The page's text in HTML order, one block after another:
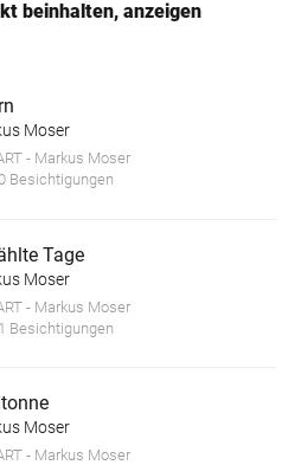
beinhalten, anzeigen
Moser
- Markus Moser
Besichtigungen
Tage
Moser
- Markus Moser
Besichtigungen
Moser
- Markus Moser